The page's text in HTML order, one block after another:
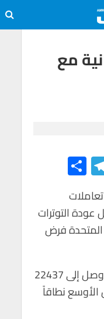
مع
Te
le
gr
a
m
ar
e
التوترات
المتحدة فرض
وانخفض مؤشر نيكي 1.11% ووصل إلى 22437
نطاقاً